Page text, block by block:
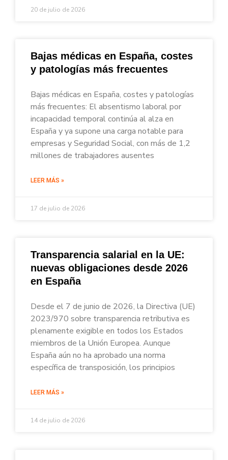
20 de julio de 2026
Bajas médicas en España, costes
y patologías más frecuentes
Bajas médicas en España, costes y patologías
más frecuentes: El absentismo laboral por
incapacidad temporal continúa al alza en
España y ya supone una carga notable para
empresas y Seguridad Social, con más de 1,2
millones de trabajadores ausentes
LEER MÁS »
17 de julio de 2026
Transparencia salarial en la UE:
nuevas obligaciones desde 2026
en España
Desde el 7 de junio de 2026, la Directiva (UE)
2023/970 sobre transparencia retributiva es
plenamente exigible en todos los Estados
miembros de la Unión Europea. Aunque
España aún no ha aprobado una norma
específica de transposición, los principios
LEER MÁS »
14 de julio de 2026